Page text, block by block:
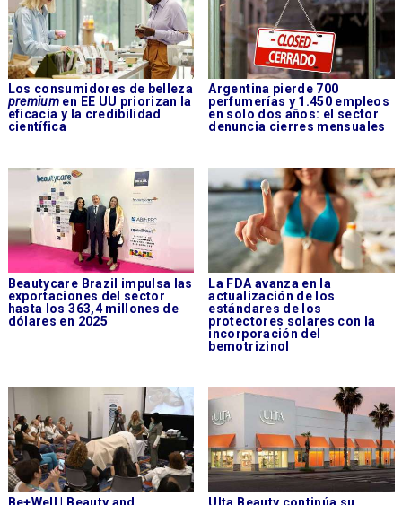
Los consumidores de belleza
premium en EE UU priorizan la
eficacia y la credibilidad
científica
Argentina pierde 700
perfumerías y 1.450 empleos
en solo dos años: el sector
denuncia cierres mensuales
Beautycare Brazil impulsa las
exportaciones del sector
hasta los 363,4 millones de
dólares en 2025
La FDA avanza en la
actualización de los
estándares de los
protectores solares con la
incorporación del
bemotrizinol